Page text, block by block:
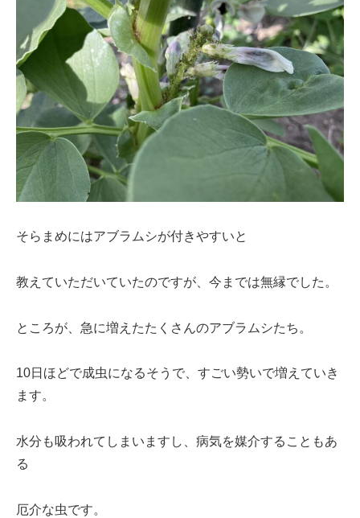
そらまめにはアブラムシが付きやすいと
教えていただいていたのですが、今までは無縁でした。
ところが、急に増えたたくさんのアブラムシたち。
10日ほどで成虫になるそうで、すごい勢いで増えていき
ます。
水分も吸われてしまいますし、病気を媒介することもあ
る
厄介な虫です。